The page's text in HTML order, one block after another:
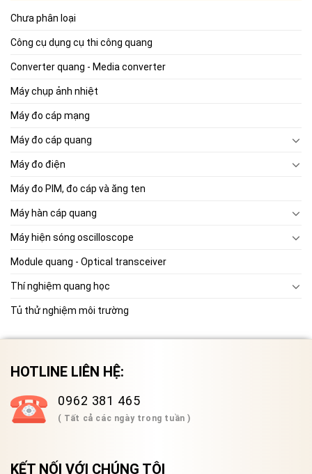
Chưa phân loại
Công cụ dụng cụ thi công quang
Converter quang - Media converter
Máy chụp ảnh nhiệt
Máy đo cáp mạng
Máy đo cáp quang
Máy đo điện
Máy đo PIM, đo cáp và ăng ten
Máy hàn cáp quang
Máy hiện sóng oscilloscope
Module quang - Optical transceiver
Thí nghiệm quang học
Tủ thử nghiệm môi trường
HOTLINE LIÊN HỆ:
0962 381 465
( Tất cả các ngày trong tuần )
KẾT NỐI VỚI CHÚNG TÔI